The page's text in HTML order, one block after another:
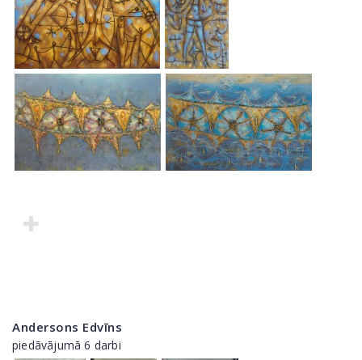
Andersons Edvīns
piedāvājumā 6 darbi